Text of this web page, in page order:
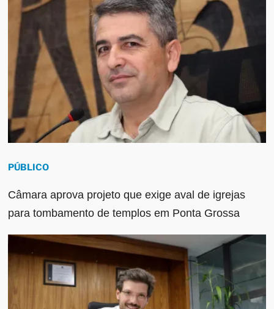
PÚBLICO
Câmara aprova projeto que exige aval de igrejas
para tombamento de templos em Ponta Grossa